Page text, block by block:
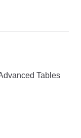
Tables